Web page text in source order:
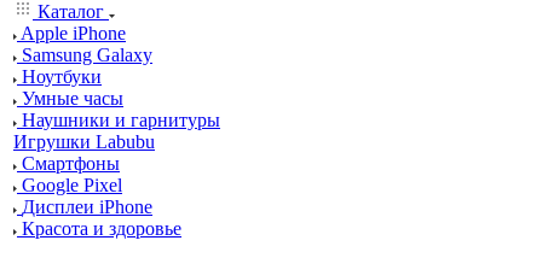
Каталог
Apple iPhone
Samsung Galaxy
Ноутбуки
Умные часы
Наушники и гарнитуры
Игрушки Labubu
Смартфоны
Google Pixel
Дисплеи iPhone
Красота и здоровье